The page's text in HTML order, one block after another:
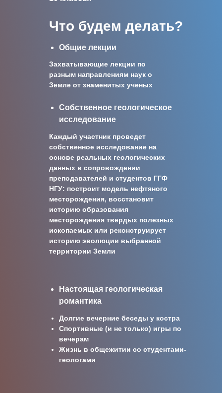
Собственное геологическое
исследование
Настоящая геологическая
романтика
Долгие вечерние беседы у костра
Спортивные (и не только) игры по
вечерам
Жизнь в общежитии со студентами-
геологами
Каждый участник проведет
собственное исследование на
основе реальных геологических
данных в сопровождении
преподавателей и студентов ГГФ
НГУ: построит модель нефтяного
месторождения, восстановит
историю образования
месторождения твердых полезных
ископаемых или реконструирует
историю эволюции выбранной
территории Земли
Что будем делать?
Общие лекции
Захватывающие лекции по
разным направлениям наук о
Земле от знаменитых ученых